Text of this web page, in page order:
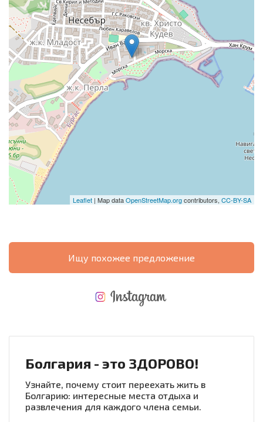
Leaflet | Map dataOpenStreetMap.orgcontributors, CC-BY-SA
Ищу похожее предложение
Болгария - это ЗДОРОВО!
Узнайте, почему стоит переехать жить в
Болгарию: интересные места отдыха и
развлечения для каждого члена семьи.